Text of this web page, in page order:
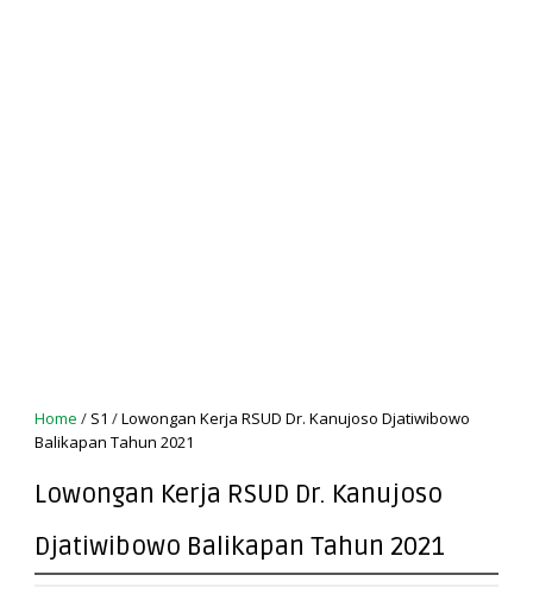
Home / S1 /Lowongan Kerja RSUD Dr. Kanujoso Djatiwibowo
Balikapan Tahun 2021
Lowongan Kerja RSUD Dr. Kanujoso
Djatiwibowo Balikapan Tahun 2021